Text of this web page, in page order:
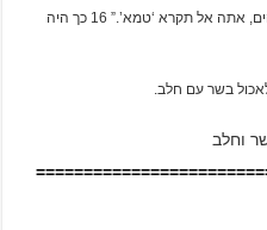
15 שנית היה הקול אליו: “לאשר טהר אלהים, אתה אל תקרא ‘טמא’.” 16 כך היה
בשר עם חלב.
וחלב